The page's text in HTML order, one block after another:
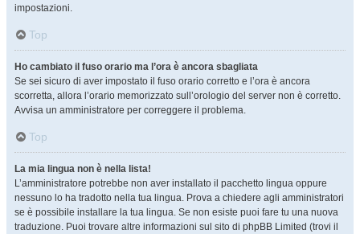
impostazioni.
Top
Ho cambiato il fuso orario ma l’ora è ancora sbagliata
Se sei sicuro di aver impostato il fuso orario corretto e l’ora è ancora
scorretta, allora l’orario memorizzato sull’orologio del server non è corretto.
Avvisa un amministratore per correggere il problema.
Top
La mia lingua non è nella lista!
L’amministratore potrebbe non aver installato il pacchetto lingua oppure
nessuno lo ha tradotto nella tua lingua. Prova a chiedere agli amministratori
se è possibile installare la tua lingua. Se non esiste puoi fare tu una nuova
traduzione. Puoi trovare altre informazioni sul sito di phpBB Limited (trovi il